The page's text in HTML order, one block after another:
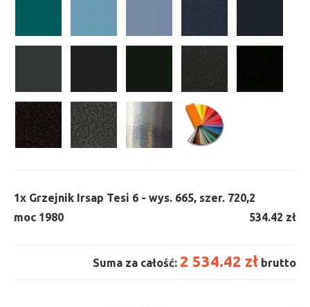
1x Grzejnik Irsap Tesi 6 - wys. 665, szer. 720,
moc 1980
2
534.42 zł
Suma za całość: 2 534.42 zł brutto